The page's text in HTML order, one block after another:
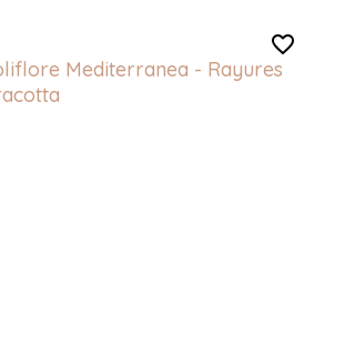
favorite_border